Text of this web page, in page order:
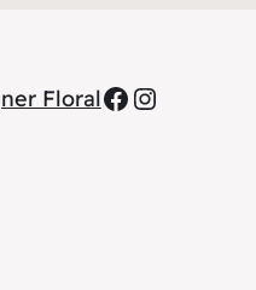
FloralFacebook
Instagram